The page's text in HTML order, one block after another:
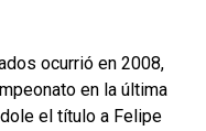
ocurrió en 2008,
en la última
el título a Felipe